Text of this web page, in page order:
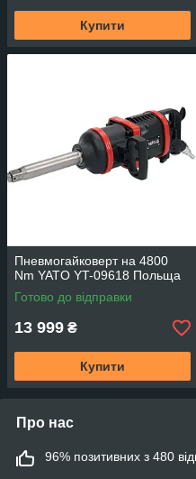
Купити
Пневмогайковерт на 4800
Nm YATO YT-09618 Польща
Готово до відправки
13 999 ₴
Купити
Про нас
96% позитивних з 480